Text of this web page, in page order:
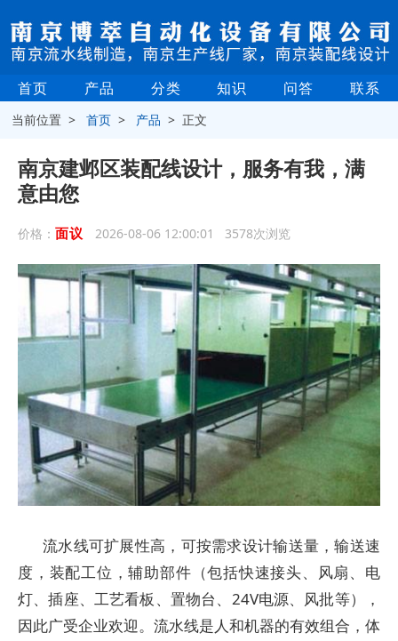
首页 产品 分类 知识 问答 联系
当前位置 >首页 > 产品 > 正文
南京建邺区装配线设计，服务有我，满
意由您
价格： 面议 2026-08-06 12:00:01 3578次浏览
流水线可扩展性高，可按需求设计输送量，输送速
度，装配工位，辅助部件（包括快速接头、风扇、电
灯、插座、工艺看板、置物台、24V电源、风批等），
因此广受企业欢迎。流水线是人和机器的有效组合，体